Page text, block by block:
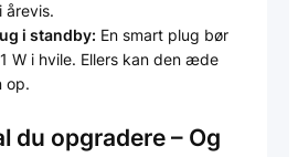
årevis.
i standby: En smart plug bør
W i hvile. Ellers kan den æde
op.
du opgradere – Og